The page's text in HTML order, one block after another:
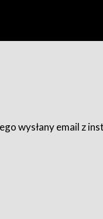
wysłany email z